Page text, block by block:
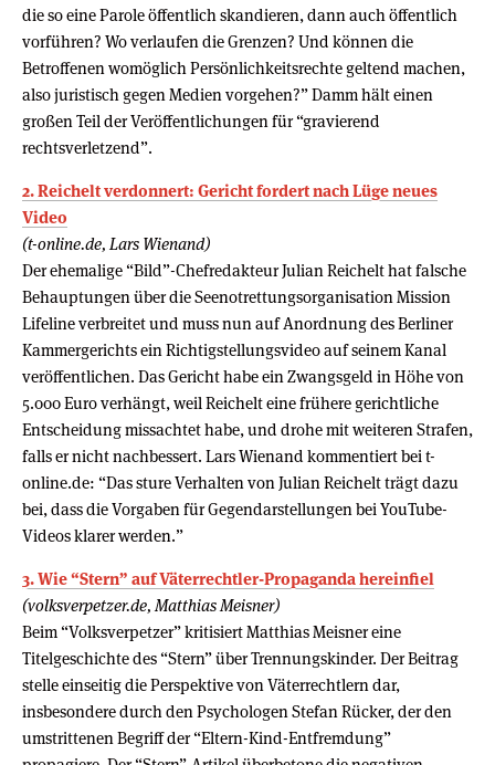
die so eine Parole öffentlich skandieren, dann auch öffentlich
vorführen? Wo verlaufen die Grenzen? Und können die
Betroffenen womöglich Persönlichkeitsrechte geltend machen,
also juristisch gegen Medien vorgehen?” Damm hält einen
großen Teil der Veröffentlichungen für “gravierend
rechtsverletzend”.
2. Reichelt verdonnert: Gericht fordert nach Lüge neues
Video
(t-online.de, Lars Wienand)
Der ehemalige “Bild”-Chefredakteur Julian Reichelt hat falsche
Behauptungen über die Seenotrettungsorganisation Mission
Lifeline verbreitet und muss nun auf Anordnung des Berliner
Kammergerichts ein Richtigstellungsvideo auf seinem Kanal
veröffentlichen. Das Gericht habe ein Zwangsgeld in Höhe von
5.000 Euro verhängt, weil Reichelt eine frühere gerichtliche
Entscheidung missachtet habe, und drohe mit weiteren Strafen,
falls er nicht nachbessert. Lars Wienand kommentiert bei t-
online.de: “Das sture Verhalten von Julian Reichelt trägt dazu
bei, dass die Vorgaben für Gegendarstellungen bei YouTube-
Videos klarer werden.”
3. Wie “Stern” auf Väterrechtler-Propaganda hereinfiel
(volksverpetzer.de, Matthias Meisner)
Beim “Volksverpetzer” kritisiert Matthias Meisner eine
Titelgeschichte des “Stern” über Trennungskinder. Der Beitrag
stelle einseitig die Perspektive von Väterrechtlern dar,
insbesondere durch den Psychologen Stefan Rücker, der den
umstrittenen Begriff der “Eltern-Kind-Entfremdung”